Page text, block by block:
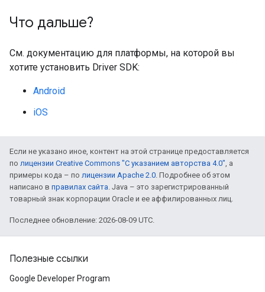
Что дальше?
См. документацию для платформы, на которой вы
хотите установить Driver SDK:
Android
iOS
Если не указано иное, контент на этой странице предоставляется
по лицензии Creative Commons "С указанием авторства 4.0", а
примеры кода – по лицензии Apache 2.0. Подробнее об этом
написано в правилах сайта. Java – это зарегистрированный
товарный знак корпорации Oracle и ее аффилированных лиц.
Последнее обновление: 2026-08-09 UTC.
Полезные ссылки
Google Developer Program